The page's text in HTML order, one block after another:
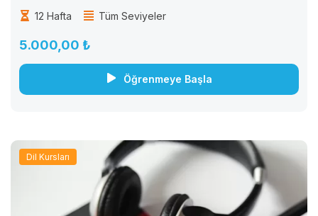
fizik bilimine giriş yaparak, temel fizik prensiplerini ve
kavramlarını anlamalarını sağlar. Kurs boyunca, öğrencilere
fiziksel...
12 Hafta Tüm Seviyeler
5.000,00 ₺
Öğrenmeye Başla
Dil Kursları